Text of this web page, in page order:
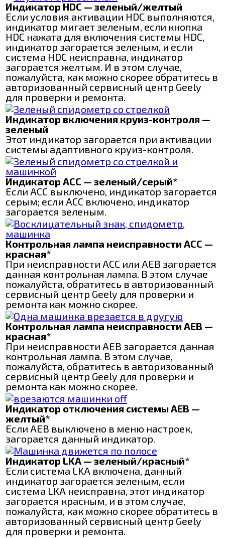
Индикатор HDC — зеленый/желтый
Если условия активации HDC выполняются,
индикатор мигает зеленым, если кнопка
HDC нажата для включения системы HDC,
индикатор загорается зеленым, и если
система HDC неисправна, индикатор
загорается желтым. И в этом случае,
пожалуйста, как можно скорее обратитесь в
авторизованный сервисный центр Geely
для проверки и ремонта.
Индикатор включения круиз-контроля —
зеленый
Этот индикатор загорается при активации
системы адаптивного круиз-контроля.
Индикатор АСС — зеленый/серый*
Если АСС выключено, индикатор загорается
серым; если АСС включено, индикатор
загорается зеленым.
Контрольная лампа неисправности ACC —
красная*
При неисправности АСС или AEB загорается
данная контрольная лампа. В этом случае
пожалуйста, обратитесь в авторизованный
сервисный центр Geely для проверки и
ремонта как можно скорее.
Контрольная лампа неисправности AEB —
красная*
При неисправности AEB загорается данная
контрольная лампа. В этом случае,
пожалуйста, обратитесь в авторизованный
сервисный центр Geely для проверки и
ремонта как можно скорее.
Индикатор отключения системы AEB —
желтый*
Если AEB выключено в меню настроек,
загорается данный индикатор.
Индикатор LKA — зеленый/красный*
Если система LKA включена, данный
индикатор загорается зеленым, если
система LKA неисправна, этот индикатор
загорается красным, и в этом случае,
пожалуйста, как можно скорее обратитесь в
авторизованный сервисный центр Geely
для проверки и ремонта.